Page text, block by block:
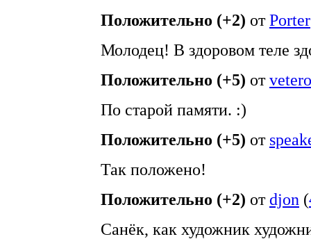
Положительно (+2) отPorter
Молодец! В здоровом теле
Положительно (+5) от
По старой памяти. :)
Положительно (+5) от
Так положено!
Положительно (+2) отdjon (
Санёк, как художник